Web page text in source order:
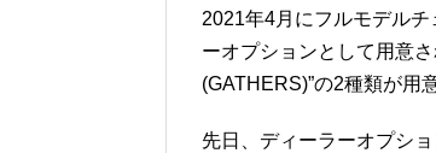
2021年4月にフルモデル
ーオプションとして用意
(GATHERS)”の2種類が用
先日、ディーラーオプシ